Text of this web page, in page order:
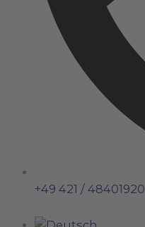
+49 421 / 48401920